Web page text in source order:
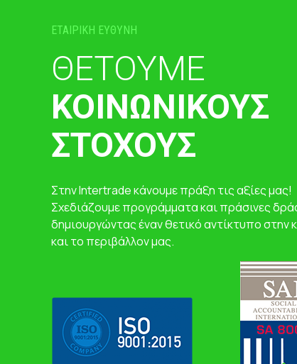
ΕΤΑΙΡΙΚΗ ΕΥΘΥΝΗ
ΘΕΤΟΥΜΕ
ΚΟΙΝΩΝΙΚΟΥΣ
ΣΤΟΧΟΥΣ
Στην Intertrade κάνουμε πράξη τις αξίες μας!
Σχεδιάζουμε προγράμματα και πράσινες
δημιουργώντας έναν θετικό αντίκτυπο στην
και το περιβάλλον μας.